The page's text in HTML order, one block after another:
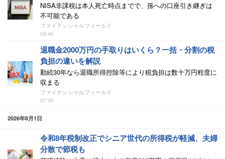
NISA非課税は本人死亡時点までで、孫への口座引き継ぎは
不可能である
ファイナンシャルフィールド
08:40
退職金2000万円の手取りはいくら？一括・分割の税
負担の違いを解説
勤続30年なら退職所得控除等により税負担は数十万円程度に
収まる
ファイナンシャルフィールド
07:30
2026年8月1日
令和8年税制改正でシニア世代の所得税が軽減、夫婦
分散で節税も